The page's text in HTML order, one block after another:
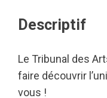
Descriptif
Le Tribunal des
faire découvrir
vous !